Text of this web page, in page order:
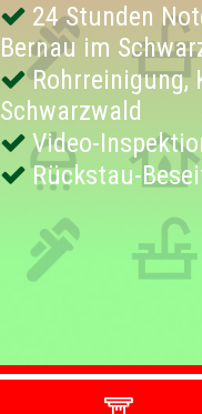
24 Stunden
Bernau im
Rohrreinigung,
Schwarzwald
Video-
Rückstau-